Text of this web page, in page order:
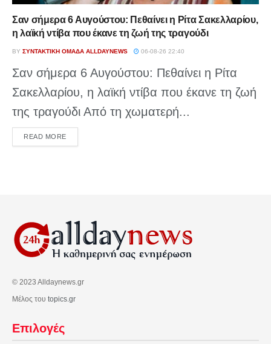
Σαν σήμερα 6 Αυγούστου: Πεθαίνει η Ρίτα Σακελλαρίου,
η λαϊκή ντίβα που έκανε τη ζωή της τραγούδι
BY ΣΥΝΤΑΚΤΙΚΉ ΟΜΆΔΑ ALLDAYNEWS 06-08-26 22:40
Σαν σήμερα 6 Αυγούστου: Πεθαίνει η Ρίτα
Σακελλαρίου, η λαϊκή ντίβα που έκανε τη ζωή
της τραγούδι Από τη χωματερή...
READ MOREDETAILS
© 2023 Alldaynews.gr
Μέλος του topics.gr
Επιλογές